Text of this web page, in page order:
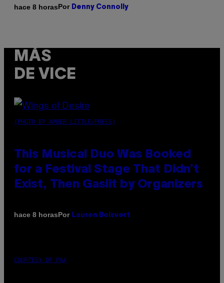
hace 8 horasPor Denny Connolly
MÁS
DE VICE
(PHOTO BY AMBER LITTLE/PRESS)
This Musical Duo Was Booked
for a Festival Stage That Didn’t
Exist, Then Gaslit by Organizers
hace 8 horasPor Lauren Boisvert
COURTESY OF PAX